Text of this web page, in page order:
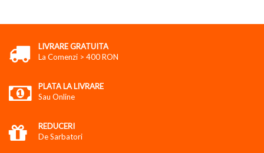
LIVRARE GRATUITA
La Comenzi > 400 RON
PLATA LA LIVRARE
Sau Online
REDUCERI
De Sarbatori